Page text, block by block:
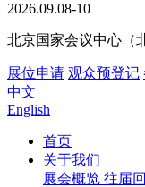
2026.09.08-10
北京国家会议中心（
展位申请 观众预登记
中文
English
首页
关于我们
展会概览 往届